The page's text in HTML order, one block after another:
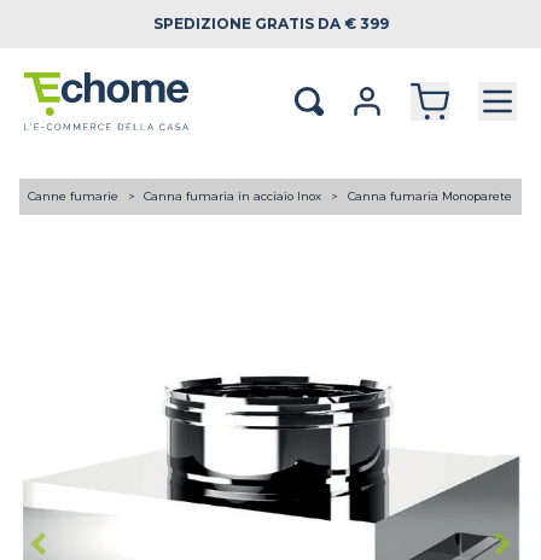
SPEDIZIONE GRATIS DA € 399
Canne fumarie Canna fumaria in acciaio Inox Canna fumaria Monoparete